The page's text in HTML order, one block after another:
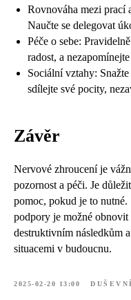
Rovnováha mezi prací
Naučte se delegovat
Péče o sebe:
radost, a
Sociální vztahy:
sdílejte své pocity,
Závěr
Nervové zhroucení je
pozornost a péči. Je
pomoc, pokud je to
podpory je možné
destruktivním následkům
situacemi v budoucnu.
2025-02-20 13:00